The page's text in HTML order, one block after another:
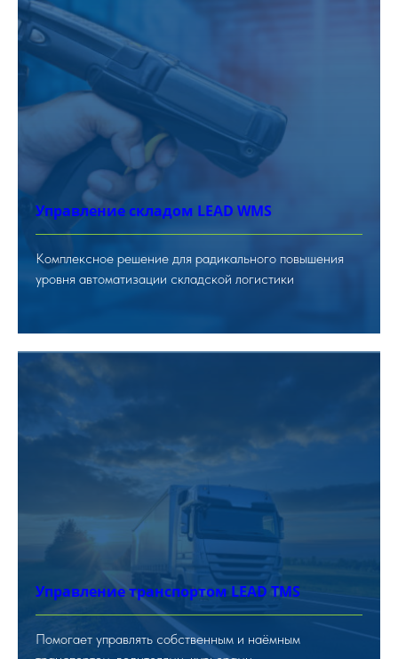
Управление складом LEAD WMS
Комплексное решение для радикального повышения
уровня автоматизации складской логистики
Управление транспортом LEAD TMS
Помогает управлять собственным и наёмным